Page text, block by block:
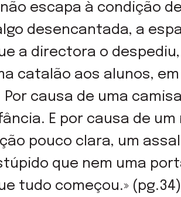
escapa à condição
desencantada, a
a directora o
catalão aos alunos,
causa de uma
E por causa de
pouco clara, um
que nem uma
tudo começou.»